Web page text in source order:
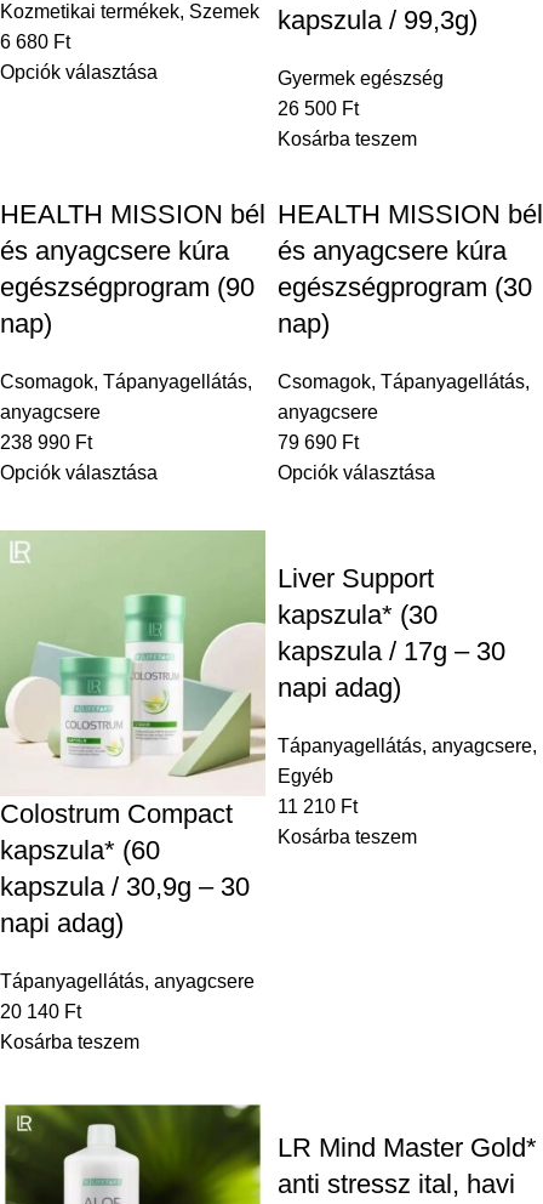
Kozmetikai termékek, Szemek
6 680 Ft
Opciók választása
kapszula / 99,3g)
Gyermek egészség
26 500 Ft
Kosárba teszem
HEALTH MISSION bél
és anyagcsere kúra
egészségprogram (90
nap)
Csomagok, Tápanyagellátás,
anyagcsere
238 990 Ft
Opciók választása
HEALTH MISSION bél
és anyagcsere kúra
egészségprogram (30
nap)
Csomagok, Tápanyagellátás,
anyagcsere
79 690 Ft
Opciók választása
Colostrum Compact
kapszula* (60
kapszula / 30,9g – 30
napi adag)
Tápanyagellátás, anyagcsere
20 140 Ft
Kosárba teszem
Liver Support
kapszula* (30
kapszula / 17g – 30
napi adag)
Tápanyagellátás, anyagcsere,
Egyéb
11 210 Ft
Kosárba teszem
LR Mind Master Gold*
anti stressz ital, havi